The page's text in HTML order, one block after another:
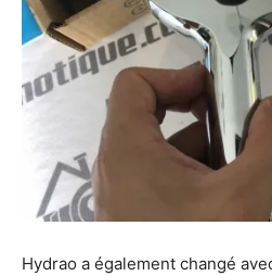
Hydrao a également changé